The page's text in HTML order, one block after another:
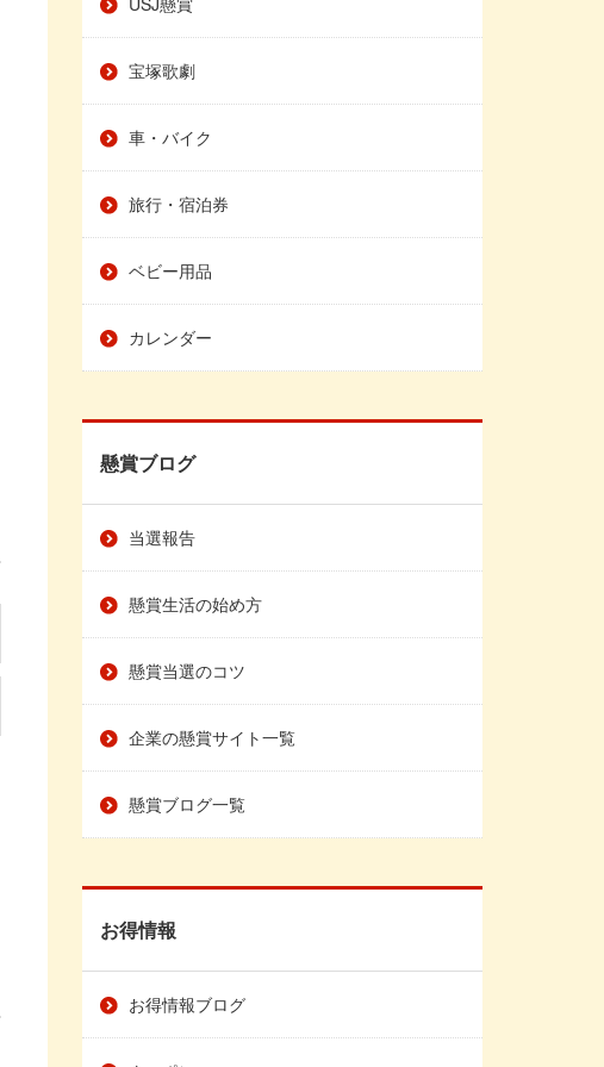
宝塚歌劇
車・バイク
旅行・宿泊券
ベビー用品
カレンダー
懸賞ブログ
当選報告
懸賞生活の始め方
懸賞当選のコツ
企業の懸賞サイト一覧
懸賞ブログ一覧
お得情報
お得情報ブログ